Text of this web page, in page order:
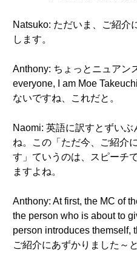
Natsuko: ただいま、ご紹介
します。
Anthony: ちょっとニュアン
everyone, I am Moe
ないですね、これだと。
Naomi: 英語に訳すとずい
ね。この「ただ今、ご紹介
す」ていうのは、スピーチ
ますよね。
Anthony: At first, the MC of
the person who is about to
person introduces themself,
ご紹介にあずかりました～